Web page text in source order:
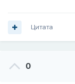
Цитата
0